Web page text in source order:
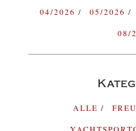
04/2026
05/2026
08/
ALLE